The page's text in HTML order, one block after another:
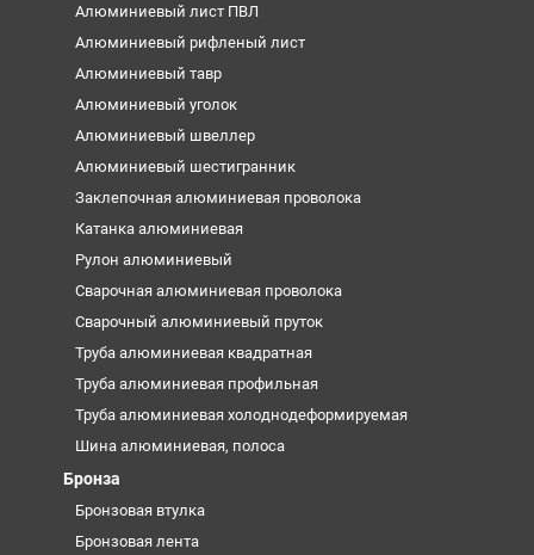
Алюминиевый лист ПВЛ
Алюминиевый рифленый лист
Алюминиевый тавр
Алюминиевый уголок
Алюминиевый швеллер
Алюминиевый шестигранник
Заклепочная алюминиевая проволока
Катанка алюминиевая
Рулон алюминиевый
Сварочная алюминиевая проволока
Сварочный алюминиевый пруток
Труба алюминиевая квадратная
Труба алюминиевая профильная
Труба алюминиевая холоднодеформируемая
Шина алюминиевая, полоса
Бронза
Бронзовая втулка
Бронзовая лента